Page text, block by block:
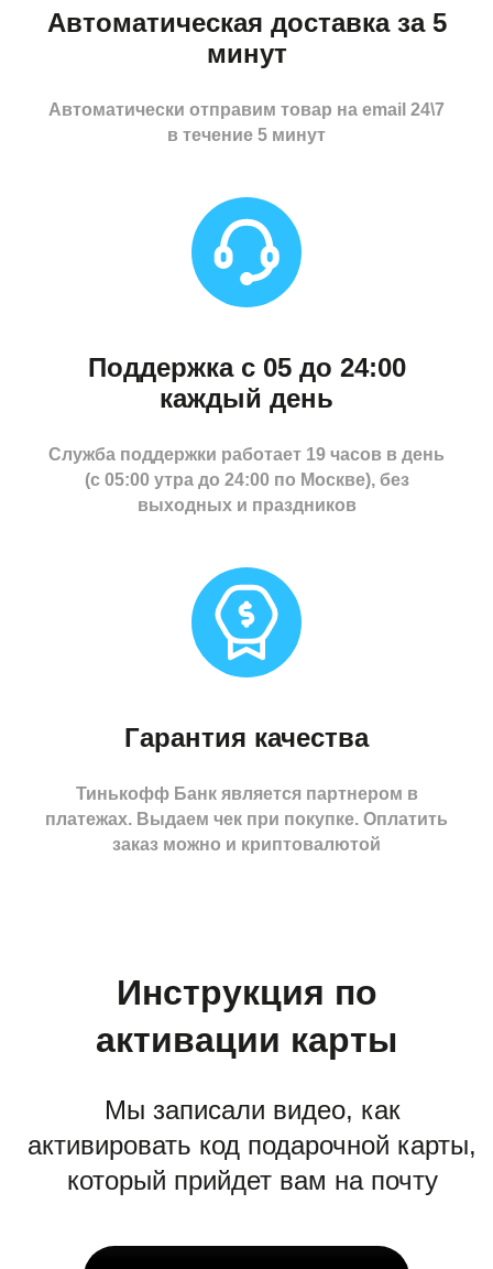
Автоматическая доставка за 5
минут
Автоматически отправим товар на email 24\7
в течение 5 минут
Поддержка с 05 до 24:00
каждый день
Служба поддержки работает 19 часов в день
(с 05:00 утра до 24:00 по Москве), без
выходных и праздников
Гарантия качества
Тинькофф Банк является партнером в
платежах. Выдаем чек при покупке. Оплатить
заказ можно и криптовалютой